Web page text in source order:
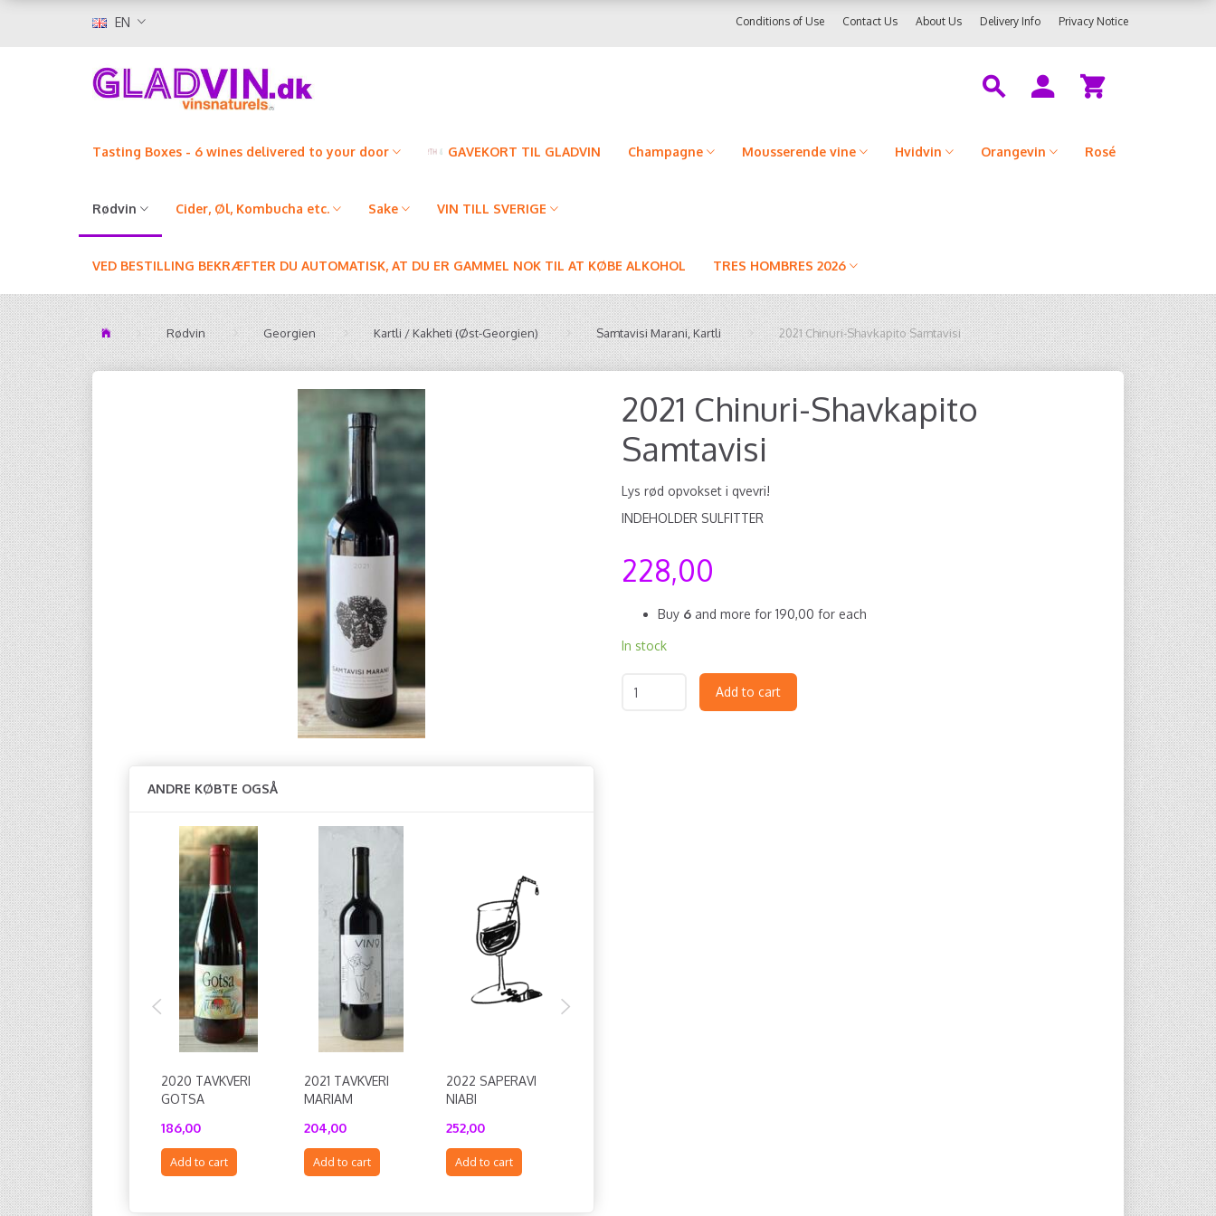
EN Privacy Notice
Delivery Info
About Us
Contact Us
Conditions of Use
Tasting Boxes - 6 wines delivered to your door GAVEKORT TIL GLADVIN Champagne Mousserende vine Hvidvin Orangevin Rosé
Rødvin Cider, Øl, Kombucha etc. Sake VIN TILL SVERIGE
VED BESTILLING BEKRÆFTER DU AUTOMATISK, AT DU ER GAMMEL NOK TIL AT KØBE ALKOHOL TRES HOMBRES 2026
Rødvin Georgien Kartli / Kakheti (Øst-Georgien) Samtavisi Marani, Kartli 2021 Chinuri-Shavkapito Samtavisi
ANDRE KØBTE OGSÅ
2020 TAVKVERI
GOTSA
186,00
Add to cart
2021 TAVKVERI
MARIAM
204,00
Add to cart
2022 SAPERAVI
NIABI
252,00
Add to cart
2021 Chinuri-Shavkapito
Samtavisi
Lys rød opvokset i qvevri!
INDEHOLDER SULFITTER
228,00
Buy 6 and more for 190,00 for each
In stock
Add to cart